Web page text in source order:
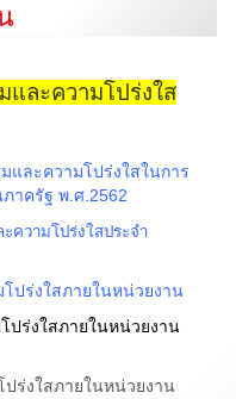
และความโปร่งใส
และความโปร่งใสในการ
าครัฐ พ.ศ.2562
ความโปร่งใสประจำ
ปร่งใสภายในหน่วยงาน
ปร่งใสภายในหน่วยงาน
ปร่งใสภายในหน่วยงาน